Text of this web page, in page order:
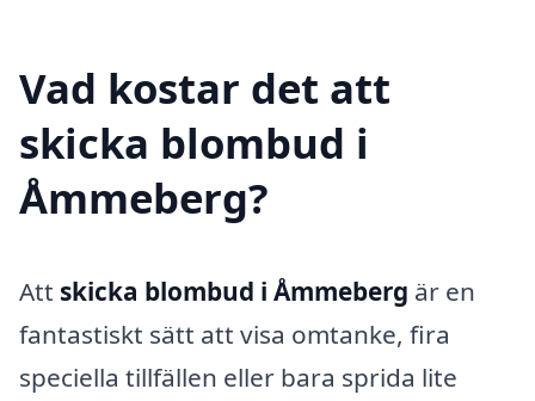
Vad kostar det att
skicka blombud i
Åmmeberg?
Att skicka blombud i Åmmeberg är en
fantastiskt sätt att visa omtanke, fira
speciella tillfällen eller bara sprida lite